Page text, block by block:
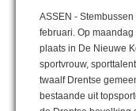
ASSEN -
februari. Op
plaats in De Nieuwe
sportvrouw,
twaalf Drentse
bestaande uit